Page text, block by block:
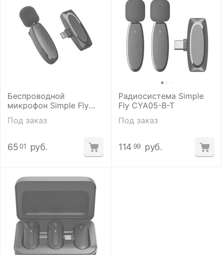
Беспроводной
микрофон Simple Fly
Под заказ
6501 руб.
Радиосистема Simple
Fly CYA05-B-T
Под заказ
114 99 руб.